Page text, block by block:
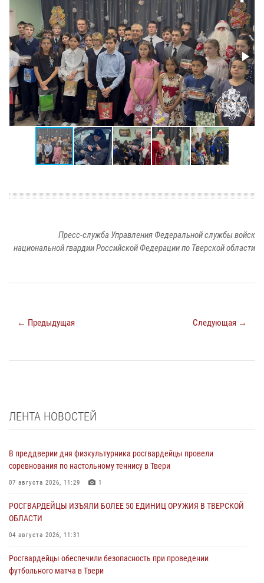
Пресс-служба Управления Федеральной службы войск
национальной гвардии Российской Федерации по Тверской области
← Предыдущая Следующая →
ЛЕНТА НОВОСТЕЙ
В преддверии дня физкультурника росгвардейцы провели
соревнования по настольному теннису в Твери
07 августа 2026, 11:29 1
РОСГВАРДЕЙЦЫ ИЗЪЯЛИ БОЛЕЕ 50 ЕДИНИЦ ОРУЖИЯ В ТВЕРСКОЙ
ОБЛАСТИ
04 августа 2026, 11:31
Росгвардейцы обеспечили безопасность при проведении
футбольного матча в Твери